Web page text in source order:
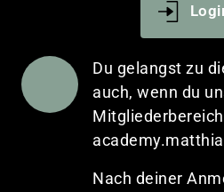
Du gelangst zu
auch, wenn du
Nach deiner